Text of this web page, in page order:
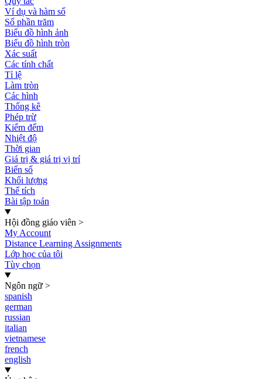
Ví dụ và hàm số
Số phần trăm
Biểu đồ hình ảnh
Biểu đồ hình tròn
Xác suất
Các tính chất
Tỉ lệ
Làm tròn
Các hình
Thống kê
Phép trừ
Kiểm đếm
Nhiệt độ
Thời gian
Giá trị & giá trị vị trí
Biến số
Khối lượng
Thể tích
Bài tập toán
Hội đồng giáo viên >
My Account
Distance Learning Assignments
Lớp học của tôi
Tùy chọn
Ngôn ngữ >
spanish
german
russian
italian
vietnamese
french
english